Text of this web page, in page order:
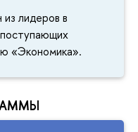
лидеров в
«Экономика».